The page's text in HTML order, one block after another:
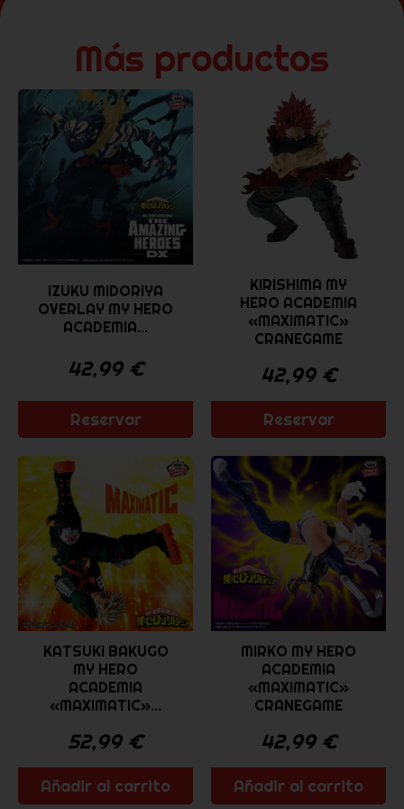
Más productos
IZUKU MIDORIYA
OVERLAY MY HERO
ACADEMIA...
42,99 €
Reservar
KIRISHIMA MY
HERO ACADEMIA
«MAXIMATIC»
CRANEGAME
42,99 €
Reservar
KATSUKI BAKUGO
MY HERO
ACADEMIA
«MAXIMATIC»...
52,99 €
Añadir al carrito
MIRKO MY HERO
ACADEMIA
«MAXIMATIC»
CRANEGAME
42,99 €
Añadir al carrito